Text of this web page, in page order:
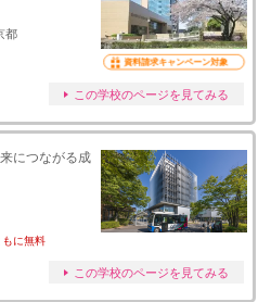
都
資料請求キャンペーン対象
この学校のページを見てみる
につながる成
に無料
この学校のページを見てみる